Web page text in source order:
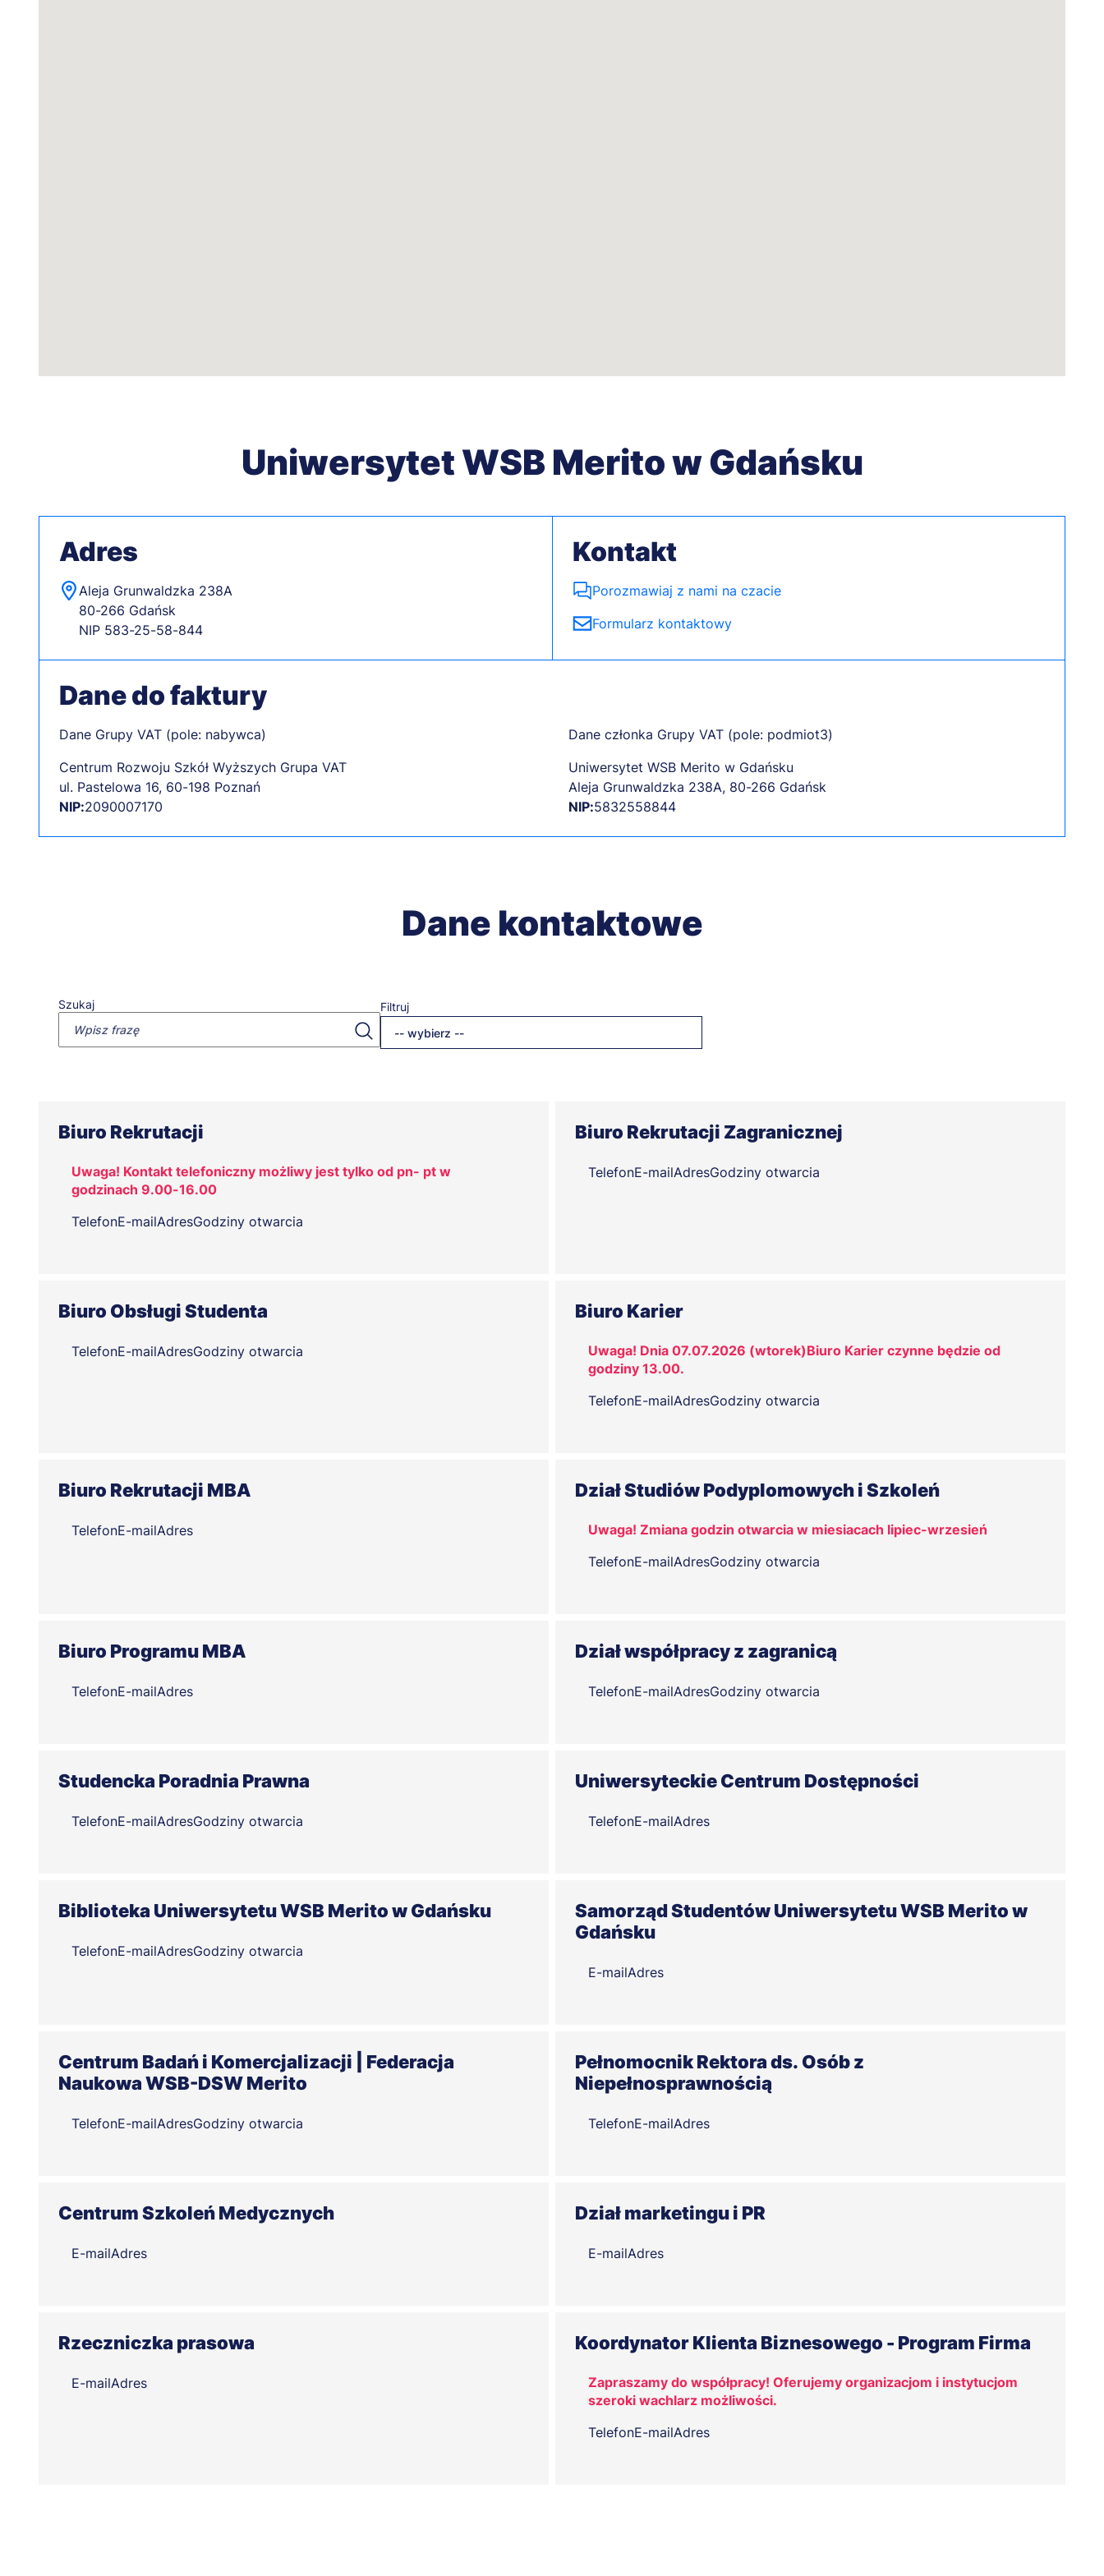
Uniwersytet WSB Merito w Gdańsku
Adres
Aleja Grunwaldzka 238A
80-266 Gdańsk
NIP 583-25-58-844
Kontakt
Porozmawiaj z nami na czacie
Formularz kontaktowy
Dane do faktury
Dane Grupy VAT (pole: nabywca)
Centrum Rozwoju Szkół Wyższych Grupa VAT
ul. Pastelowa 16, 60-198 Poznań
NIP:2090007170
Dane członka Grupy VAT (pole: podmiot3)
Uniwersytet WSB Merito w Gdańsku
Aleja Grunwaldzka 238A, 80-266 Gdańsk
NIP:5832558844
Dane kontaktowe
Szukaj
Filtruj
-- wybierz --
Biuro Rekrutacji
Uwaga! Kontakt telefoniczny możliwy jest tylko od pn- pt w
godzinach 9.00-16.00
TelefonE-mailAdresGodziny otwarcia
Biuro Rekrutacji Zagranicznej
TelefonE-mailAdresGodziny otwarcia
Biuro Obsługi Studenta
TelefonE-mailAdresGodziny otwarcia
Biuro Karier
Uwaga! Dnia 07.07.2026 (wtorek)Biuro Karier czynne będzie od
godziny 13.00.
TelefonE-mailAdresGodziny otwarcia
Biuro Rekrutacji MBA
TelefonE-mailAdres
Dział Studiów Podyplomowych i Szkoleń
Uwaga! Zmiana godzin otwarcia w miesiacach lipiec-wrzesień
TelefonE-mailAdresGodziny otwarcia
Biuro Programu MBA
TelefonE-mailAdres
Dział współpracy z zagranicą
TelefonE-mailAdresGodziny otwarcia
Studencka Poradnia Prawna
TelefonE-mailAdresGodziny otwarcia
Uniwersyteckie Centrum Dostępności
TelefonE-mailAdres
Biblioteka Uniwersytetu WSB Merito w Gdańsku
TelefonE-mailAdresGodziny otwarcia
Samorząd Studentów Uniwersytetu WSB Merito w
Gdańsku
E-mailAdres
Centrum Badań i Komercjalizacji | Federacja
Naukowa WSB-DSW Merito
TelefonE-mailAdresGodziny otwarcia
Pełnomocnik Rektora ds. Osób z
Niepełnosprawnością
TelefonE-mailAdres
Centrum Szkoleń Medycznych
E-mailAdres
Dział marketingu i PR
E-mailAdres
Rzeczniczka prasowa
E-mailAdres
Koordynator Klienta Biznesowego - Program Firma
Zapraszamy do współpracy! Oferujemy organizacjom i instytucjom
szeroki wachlarz możliwości.
TelefonE-mailAdres